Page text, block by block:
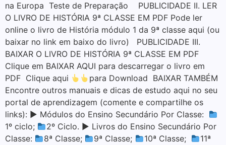
na Europa Teste de Preparação PUBLICIDADE II. LER
O LIVRO DE HISTÓRIA 9ª CLASSE EM PDF Pode ler
online o livro de História módulo 1 da 9ª classe aqui (ou
baixar no link em baixo do livro) PUBLICIDADE III.
BAIXAR O LIVRO DE HISTÓRIA 9ª CLASSE EM PDF
Clique em BAIXAR AQUI para descarregar o livro em
PDF Clique aqui
para Download BAIXAR TAMBÉM
Encontre outros manuais e dicas de estudo aqui no seu
portal de aprendizagem (comente e compartilhe os
links): ▶ Módulos do Ensino Secundário Por Classe:
1º ciclo;
2º Ciclo. ▶ Livros do Ensino Secundário Por
Classe:
8ª Classe; 9ª Classe; 10ª Classe;
11ª